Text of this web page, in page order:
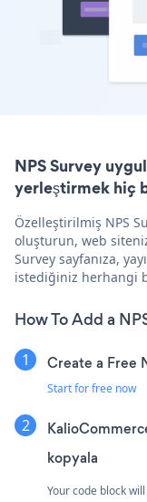
NPS Survey
yerleştirmek hiç
Özelleştirilmiş NPS
oluşturun, web
Survey sayfanıza,
istediğiniz herhangi
How To Add a
Create a Free
Start for free now
kopyala
Your code block